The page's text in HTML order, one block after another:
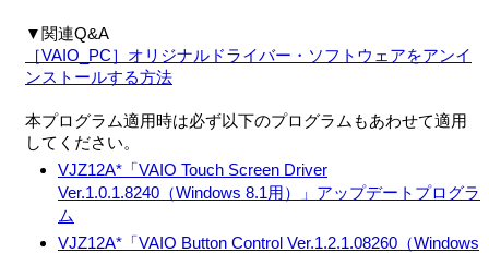
▼関連Q&A
［VAIO_PC］オリジナルドライバー・ソフトウェアをアンイ
ンストールする方法
本プログラム適用時は必ず以下のプログラムもあわせて適用
してください。
VJZ12A*「VAIO Touch Screen Driver
Ver.1.0.1.8240（Windows 8.1用）」アップデートプログラ
ム
VJZ12A*「VAIO Button Control Ver.1.2.1.08260（Windows